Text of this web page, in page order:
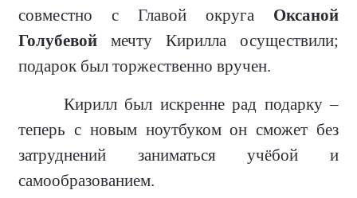
совместно с Главой округа Оксаной
Голубевой мечту Кирилла осуществили;
подарок был торжественно вручен.
Кирилл был искренне рад подарку –
теперь с новым ноутбуком он сможет без
затруднений заниматься учёбой и
самообразованием.